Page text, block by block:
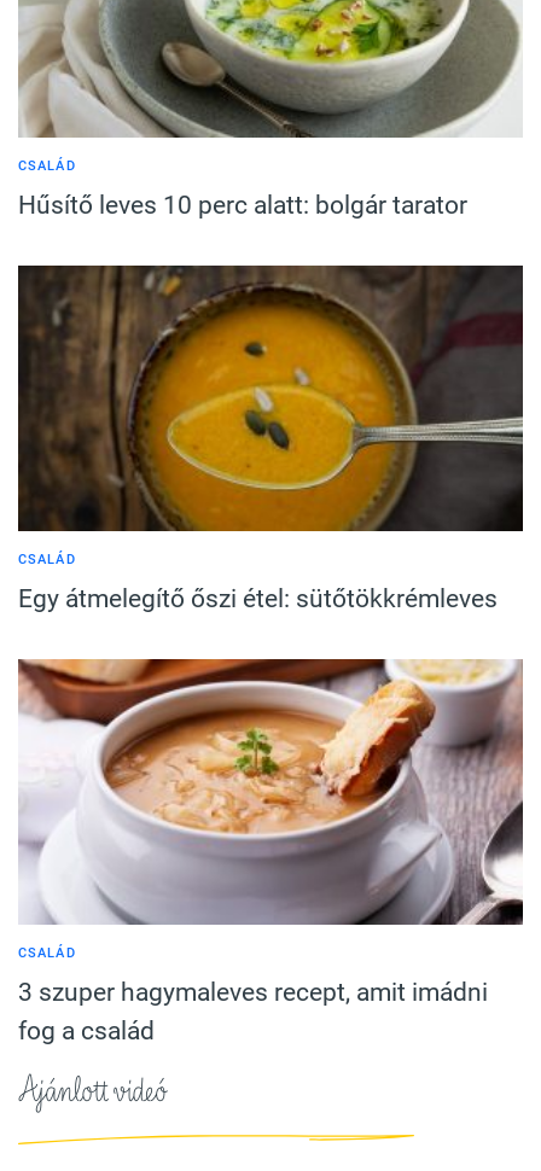
CSALÁD
Hűsítő leves 10 perc alatt: bolgár tarator
CSALÁD
Egy átmelegítő őszi étel: sütőtökkrémleves
CSALÁD
3 szuper hagymaleves recept, amit imádni
fog a család
Ajánlott videó